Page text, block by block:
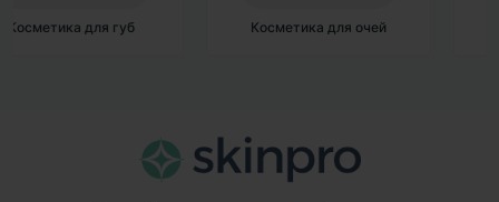
Косметика для очей Косметика для обличчя